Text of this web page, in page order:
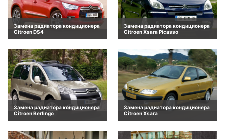
Замена радиатора кондиционера
Citroen DS4
Замена радиатора кондиционера
Citroen Xsara Picasso
Замена радиатора кондиционера
Citroen Berlingo
Замена радиатора кондиционера
Citroen Xsara